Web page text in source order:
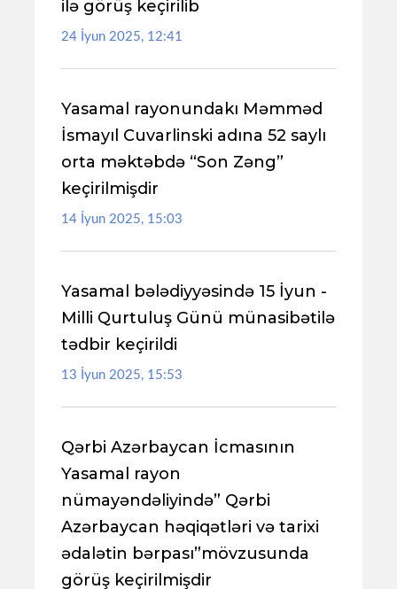
ilə görüş keçirilib
24 İyun 2025, 12:41
Yasamal rayonundakı Məmməd
İsmayıl Cuvarlinski adına 52 saylı
orta məktəbdə “Son Zəng”
keçirilmişdir
14 İyun 2025, 15:03
Yasamal bələdiyyəsində 15 İyun -
Milli Qurtuluş Günü münasibətilə
tədbir keçirildi
13 İyun 2025, 15:53
Qərbi Azərbaycan İcmasının
Yasamal rayon
nümayəndəliyində” Qərbi
Azərbaycan həqiqətləri və tarixi
ədalətin bərpası”mövzusunda
görüş keçirilmişdir